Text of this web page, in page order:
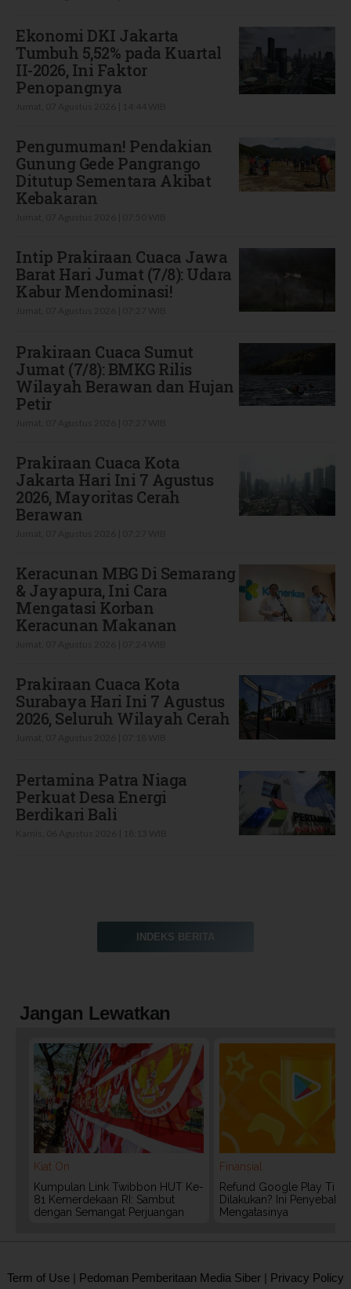
Ekonomi DKI Jakarta
Tumbuh 5,52% pada Kuartal
II-2026, Ini Faktor
Penopangnya
Pengumuman! Pendakian
Gunung Gede Pangrango
Ditutup Sementara Akibat
Kebakaran
Intip Prakiraan Cuaca Jawa
Barat Hari Jumat (7/8): Udara
Kabur Mendominasi!
Prakiraan Cuaca Sumut
Jumat (7/8): BMKG Rilis
Wilayah Berawan dan Hujan
Petir
Prakiraan Cuaca Kota
Jakarta Hari Ini 7 Agustus
2026, Mayoritas Cerah
Berawan
Keracunan MBG Di Semarang
& Jayapura, Ini Cara
Mengatasi Korban
Keracunan Makanan
Prakiraan Cuaca Kota
Surabaya Hari Ini 7 Agustus
2026, Seluruh Wilayah Cerah
Pertamina Patra Niaga
Perkuat Desa Energi
Berdikari Bali
INDEKS BERITA
Jangan Lewatkan
Kiat On
Kumpulan Link Twibbon HUT Ke-
81 Kemerdekaan RI: Sambut
dengan Semangat Perjuangan
Finansial
Refund Google Play
Dilakukan? Ini Penyebab
Mengatasinya
Term of Use | Pedoman Pemberitaan Media Siber | Privacy Policy